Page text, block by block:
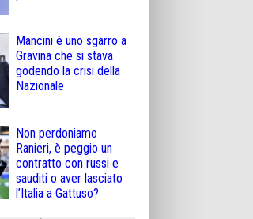
Mancini è uno sgarro a
Gravina che si stava
godendo la crisi della
Nazionale
Non perdoniamo
Ranieri, è peggio un
contratto con russi e
sauditi o aver lasciato
l’Italia a Gattuso?